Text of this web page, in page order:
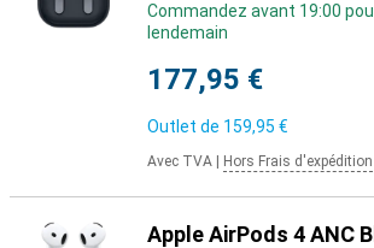
Commandez avant 19:00
lendemain
177,95 €
Outlet de 159,95 €
Avec TVA Hors Frais d'expédition
Apple AirPods 4 ANC